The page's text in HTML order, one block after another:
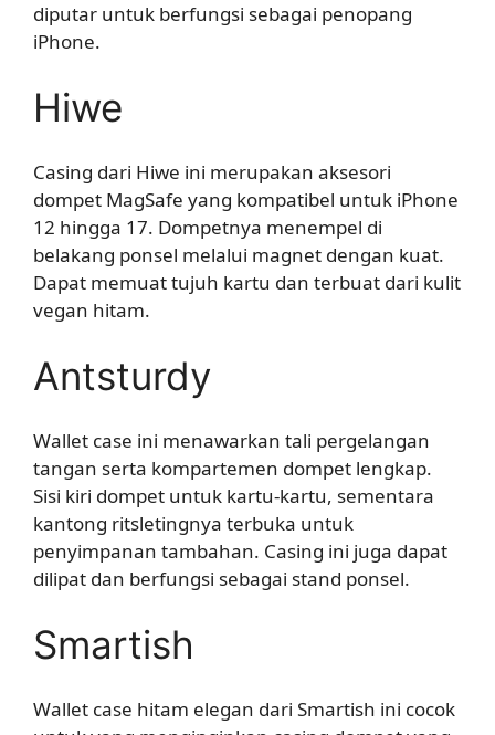
diputar untuk berfungsi sebagai penopang
iPhone.
Hiwe
Casing dari Hiwe ini merupakan aksesori
dompet MagSafe yang kompatibel untuk iPhone
12 hingga 17. Dompetnya menempel di
belakang ponsel melalui magnet dengan kuat.
Dapat memuat tujuh kartu dan terbuat dari kulit
vegan hitam.
Antsturdy
Wallet case ini menawarkan tali pergelangan
tangan serta kompartemen dompet lengkap.
Sisi kiri dompet untuk kartu-kartu, sementara
kantong ritsletingnya terbuka untuk
penyimpanan tambahan. Casing ini juga dapat
dilipat dan berfungsi sebagai stand ponsel.
Smartish
Wallet case hitam elegan dari Smartish ini cocok